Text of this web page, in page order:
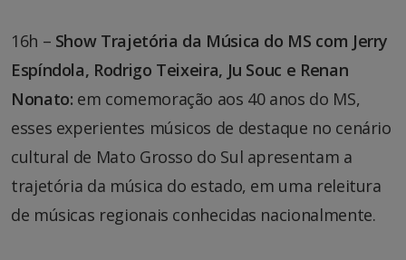
16h – Show Trajetória da Música do MS com Jerry
Espíndola, Rodrigo Teixeira, Ju Souc e Renan
Nonato: em comemoração aos 40 anos do MS,
esses experientes músicos de destaque no cenário
cultural de Mato Grosso do Sul apresentam a
trajetória da música do estado, em uma releitura
de músicas regionais conhecidas nacionalmente.